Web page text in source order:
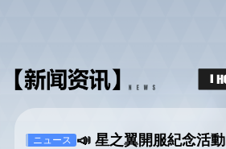
ニュース 📣 星之翼開服紀念活動